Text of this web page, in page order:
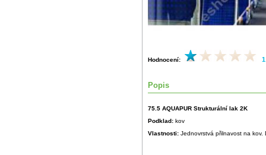
Hodnocení:
Popis
75.5 AQUAPUR Strukturální lak 2K
Podklad: kov
Vlastnosti: Jednovrstvá přilnavost na